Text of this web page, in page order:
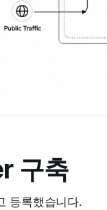
구축
등록했습니다.